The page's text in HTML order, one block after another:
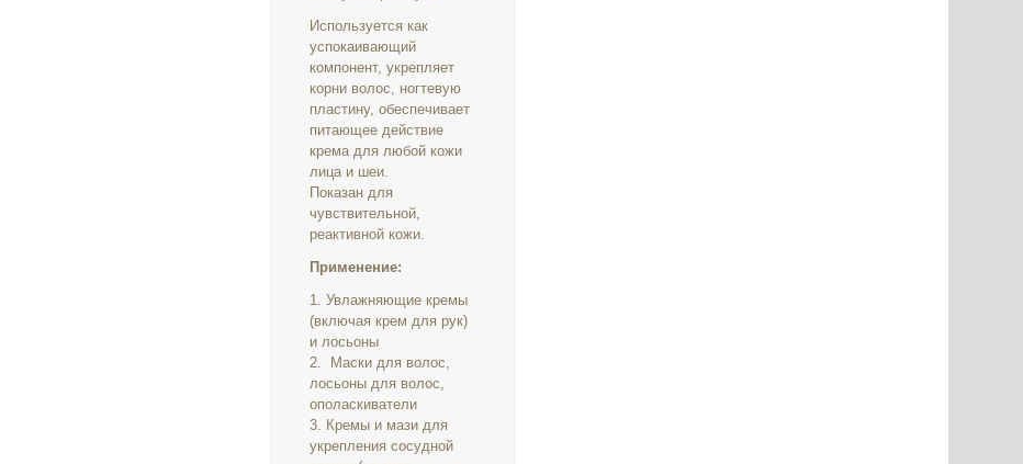
Используется как
успокаивающий
компонент, укрепляет
корни волос, ногтевую
пластину, обеспечивает
питающее действие
крема для любой кожи
лица и шеи.
Показан для
чувствительной,
реактивной кожи.
Применение:
1. Увлажняющие кремы
(включая крем для рук)
и лосьоны
2. Маски для волос,
лосьоны для волос,
ополаскиватели
3. Кремы и мази для
укрепления сосудной